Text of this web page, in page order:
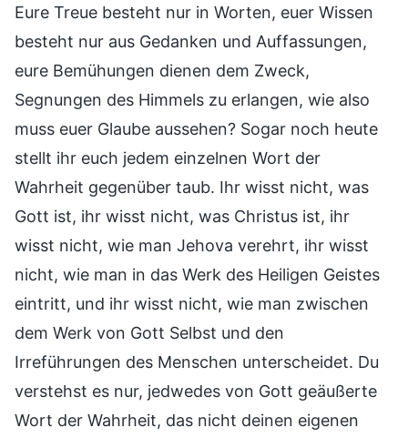
Eure Treue besteht nur in Worten, euer Wissen
besteht nur aus Gedanken und Auffassungen,
eure Bemühungen dienen dem Zweck,
Segnungen des Himmels zu erlangen, wie also
muss euer Glaube aussehen? Sogar noch heute
stellt ihr euch jedem einzelnen Wort der
Wahrheit gegenüber taub. Ihr wisst nicht, was
Gott ist, ihr wisst nicht, was Christus ist, ihr
wisst nicht, wie man Jehova verehrt, ihr wisst
nicht, wie man in das Werk des Heiligen Geistes
eintritt, und ihr wisst nicht, wie man zwischen
dem Werk von Gott Selbst und den
Irreführungen des Menschen unterscheidet. Du
verstehst es nur, jedwedes von Gott geäußerte
Wort der Wahrheit, das nicht deinen eigenen